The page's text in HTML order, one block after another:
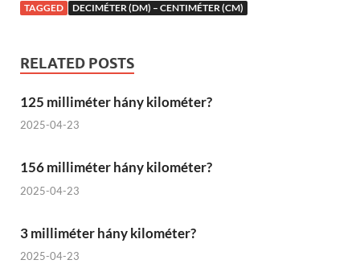
TAGGED DECIMÉTER (DM) – CENTIMÉTER (CM)
RELATED POSTS
125 milliméter hány kilométer?
2025-04-23
156 milliméter hány kilométer?
2025-04-23
3 milliméter hány kilométer?
2025-04-23